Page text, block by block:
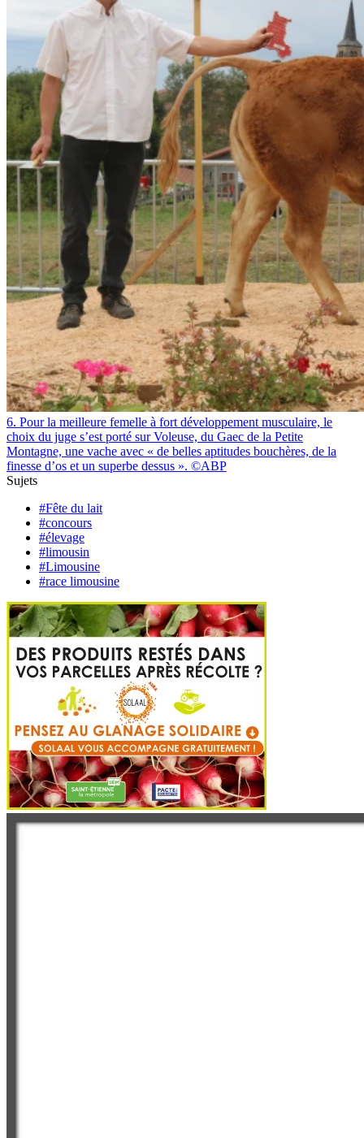
6. Pour la meilleure femelle à fort développement musculaire, le
choix du juge s’est porté sur Voleuse, du Gaec de la Petite
Montagne, une vache avec « de belles aptitudes bouchères, de la
finesse d’os et un superbe dessus ». ©ABP
Sujets
#Fête du lait
#concours
#élevage
#limousin
#Limousine
#race limousine